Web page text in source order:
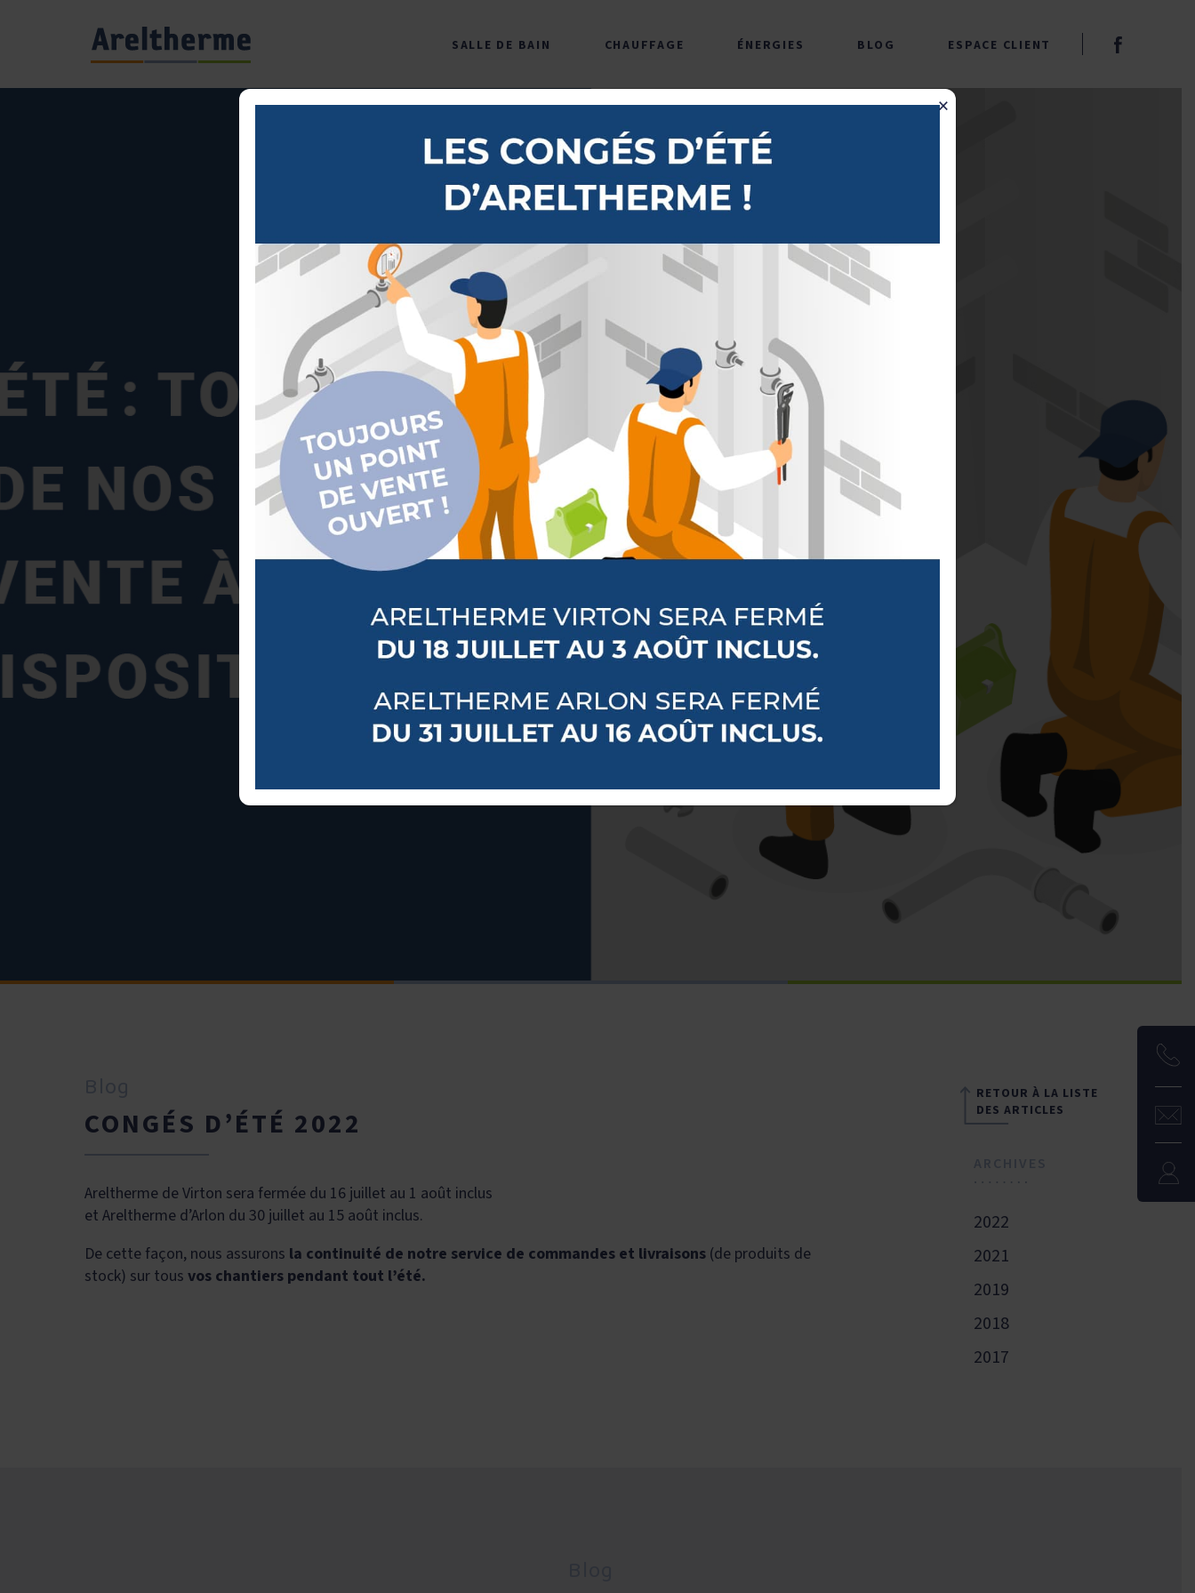
SALLE DE BAIN CHAUFFAGE ÉNERGIES BLOG ESPACE CLIENT
CONGÉS D’ÉTÉ 2022
RETOUR À LA LISTE
DES ARTICLES
Areltherme de Virton sera fermée du 16 juillet au 1 août inclus
et Areltherme d’Arlon du 30 juillet au 15 août inclus.
De cette façon, nous assurons la continuité de notre service de commandes et livraisons(de produits de
stock) sur tous vos chantiers pendant tout l’été.
2022
2021
2019
2018
2017
×